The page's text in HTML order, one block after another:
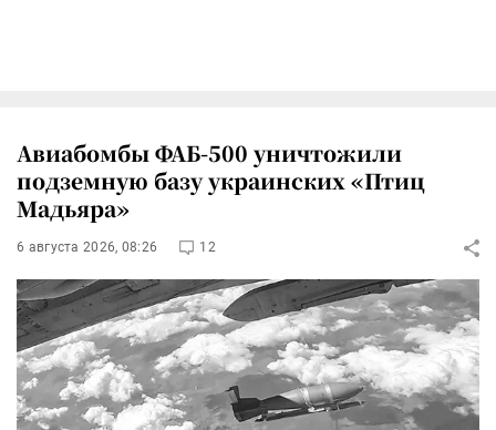
Авиабомбы ФАБ-500 уничтожили
подземную базу украинских «Птиц
Мадьяра»
6 августа 2026, 08:26 12